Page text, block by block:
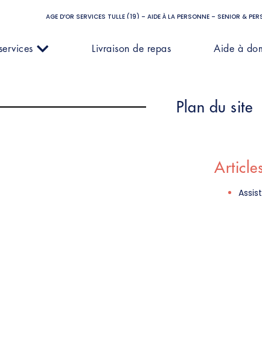
AGE D’OR SERVICES TULLE (19) – AIDE À LA PERSONNE – SENIOR &
Livraison de repas Aide à
Plan du site